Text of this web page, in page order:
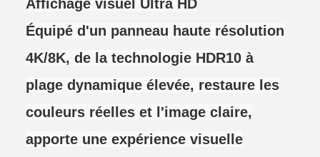
Affichage visuel Ultra HD
Équipé d'un panneau haute résolution
4K/8K, de la technologie HDR10 à
plage dynamique élevée, restaure les
couleurs réelles et l'image claire,
apporte une expérience visuelle